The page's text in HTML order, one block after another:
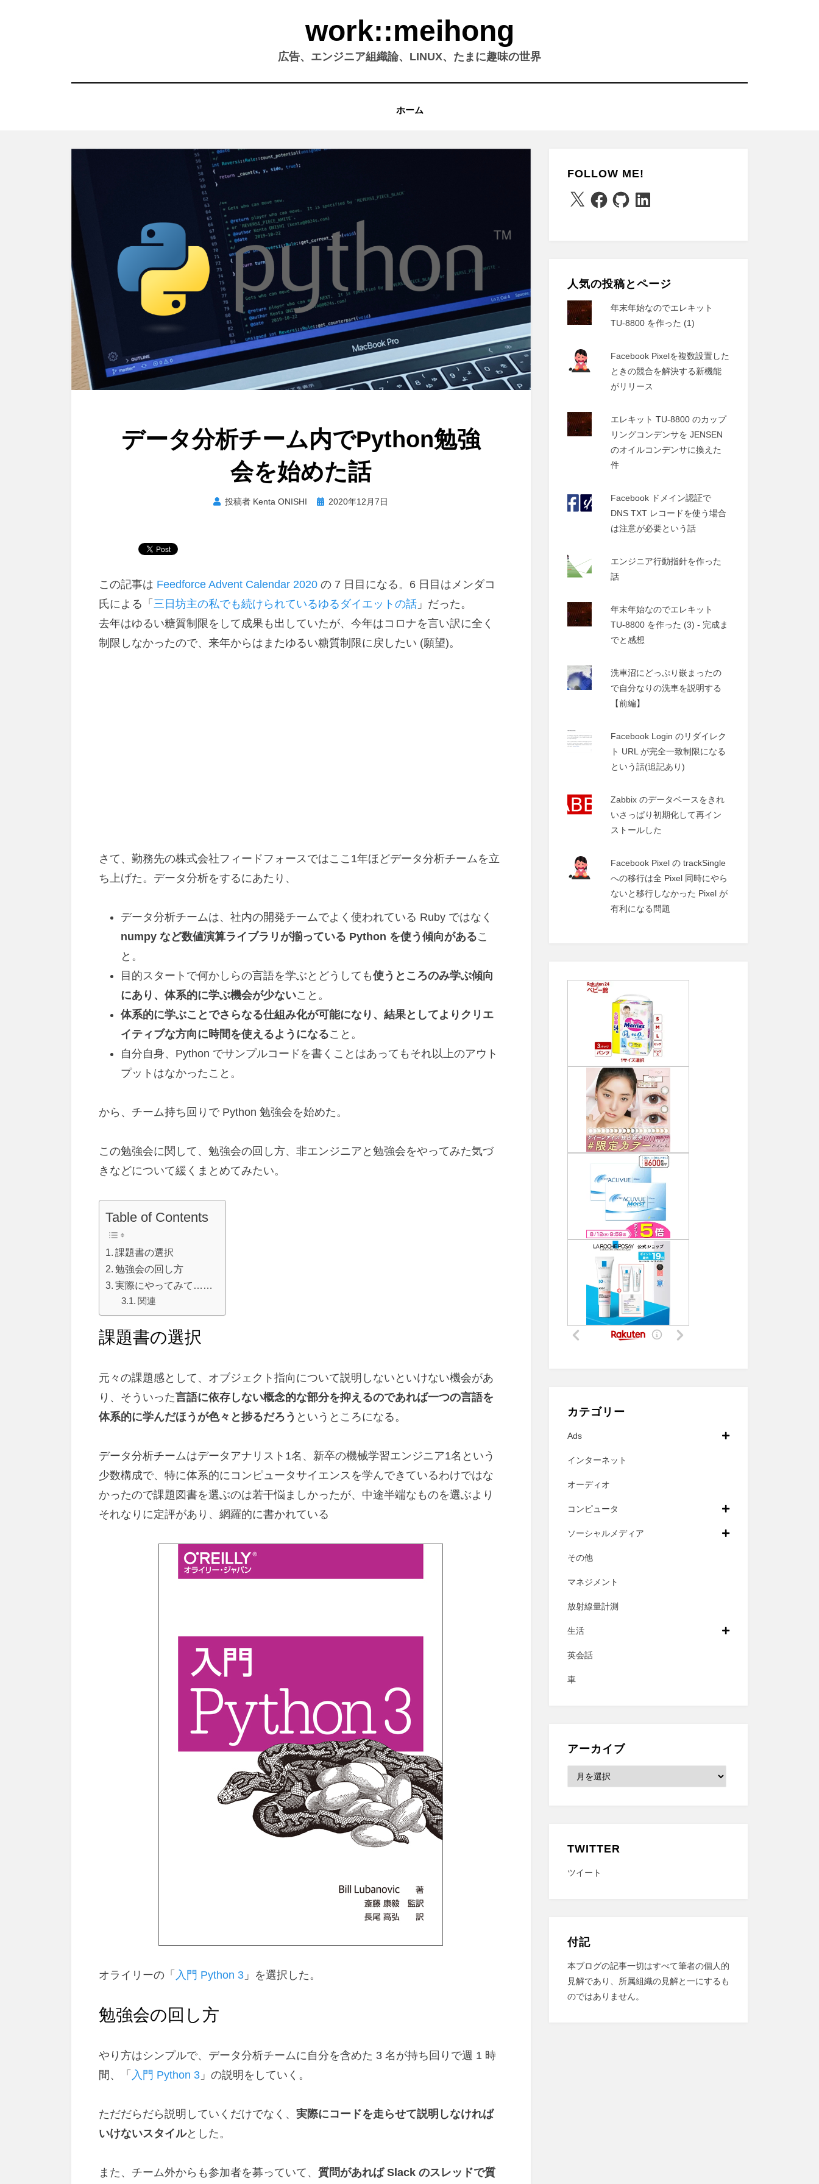
work::meihong
広告、エンジニア組織論、LINUX、たまに趣味の世界
ホーム
データ分析チーム内でPython勉強
会を始めた話
投稿者 Kenta ONISHI
投 2020年12月7日
この記事は Feedforce Advent Calendar 2020 の 7 日目になる。6 日目はメンダコ
氏による「 三日坊主の私でも続けられているゆるダイエットの話 」だった。
去年はゆるい糖質制限をして成果も出していたが、今年はコロナを言い訳に全く
制限しなかったので、来年からはまたゆるい糖質制限に戻したい (願望)。
さて、勤務先の株式会社フィードフォースではここ1年ほどデータ分析チームを立
ち上げた。データ分析をするにあたり、
データ分析チームは、社内の開発チームでよく使われている Ruby ではなく
numpy など数値演算ライブラリが揃っている Python を使う傾向があるこ
と。
目的スタートで何かしらの言語を学ぶとどうしても使うところのみ学ぶ傾向
にあり、体系的に学ぶ機会が少ないこと。
体系的に学ぶことでさらなる仕組み化が可能になり、結果としてよりクリエ
イティブな方向に時間を使えるようになること。
自分自身、Python でサンプルコードを書くことはあってもそれ以上のアウト
プットはなかったこと。
から、チーム持ち回りで Python 勉強会を始めた。
この勉強会に関して、勉強会の回し方、非エンジニアと勉強会をやってみた気づ
きなどについて緩くまとめてみたい。
Table of Contents
課題書の選択
勉強会の回し方
実際にやってみて……
関連
課題書の選択
元々の課題感として、オブジェクト指向について説明しないといけない機会があ
り、そういった言語に依存しない概念的な部分を抑えるのであれば一つの言語を
体系的に学んだほうが色々と捗るだろう というところになる。
データ分析チームはデータアナリスト1名、新卒の機械学習エンジニア1名という
少数構成で、特に体系的にコンピュータサイエンスを学んできているわけではな
かったので課題図書を選ぶのは若干悩ましかったが、中途半端なものを選ぶより
それなりに定評があり、網羅的に書かれている
オライリーの「 入門 Python 3 」を選択した。
勉強会の回し方
やり方はシンプルで、データ分析チームに自分を含めた 3 名が持ち回りで週 1 時
間、「 入門 Python 3 」の説明をしていく。
ただだらだら説明していくだけでなく、 実際にコードを走らせて説明しなければ
いけないスタイルとした。
また、チーム外からも参加者を募っていて、 質問があれば Slack のスレッドで質
FOLLOW ME!
X Facebook
GitHubLinkedIn
人気の投稿とページ
年末年始なのでエレキット
TU-8800 を作った (1)
Facebook Pixelを複数設置した
ときの競合を解決する新機能
がリリース
エレキット TU-8800 のカップ
リングコンデンサを JENSEN
のオイルコンデンサに換えた
件
Facebook ドメイン認証で
DNS TXT レコードを使う場合
は注意が必要という話
エンジニア行動指針を作った
話
年末年始なのでエレキット
TU-8800 を作った (3) - 完成ま
でと感想
洗車沼にどっぷり嵌まったの
で自分なりの洗車を説明する
【前編】
Facebook Login のリダイレク
ト URL が完全一致制限になる
という話(追記あり)
Zabbix のデータベースをきれ
いさっぱり初期化して再イン
ストールした
Facebook Pixel の trackSingle
への移行は全 Pixel 同時にやら
ないと移行しなかった Pixel が
有利になる問題
カテゴリー
Ads
インターネット
オーディオ
コンピュータ
ソーシャルメディア
その他
マネジメント
放射線量計測
生活
英会話
車
アーカイブ
ー
TWITTER
ツイート
付記
本ブログの記事一切はすべて筆者の個人的
見解であり、所属組織の見解と一にするも
のではありません。